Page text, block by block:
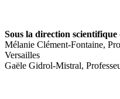
Sous la direction scientifique
Mélanie Clément-Fontaine,
Versailles
Gaële Gidrol-Mistral,